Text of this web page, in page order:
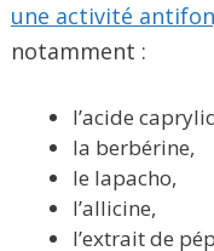
une activité
notamment :
l’acide
la berbérine,
le lapacho,
l’allicine,
l’extrait de